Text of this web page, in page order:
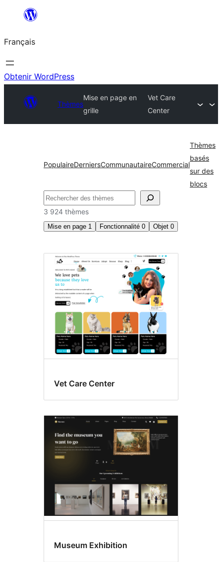
contenu
Français
Obtenir WordPress
Thèmes
Mise en page en
grille
Vet Care
Center
PopulaireDerniersCommunautaireCommercial
Thèmes
basés
sur des
blocs
Rechercher
3 924 thèmes
Mise en page 1 Fonctionnalité 0 Objet 0
Mise
page
grille
Vet Care Center
Museum Exhibition